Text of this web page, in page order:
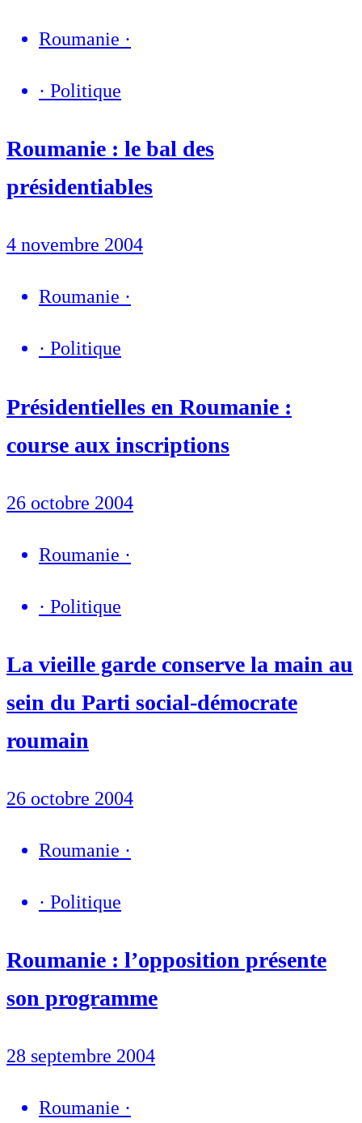
Roumanie ·
· Politique
Roumanie : le bal des
présidentiables
4 novembre 2004
Roumanie ·
· Politique
Présidentielles en Roumanie :
course aux inscriptions
26 octobre 2004
Roumanie ·
· Politique
La vieille garde conserve la main au
sein du Parti social-démocrate
roumain
26 octobre 2004
Roumanie ·
· Politique
Roumanie : l’opposition présente
son programme
28 septembre 2004
Roumanie ·